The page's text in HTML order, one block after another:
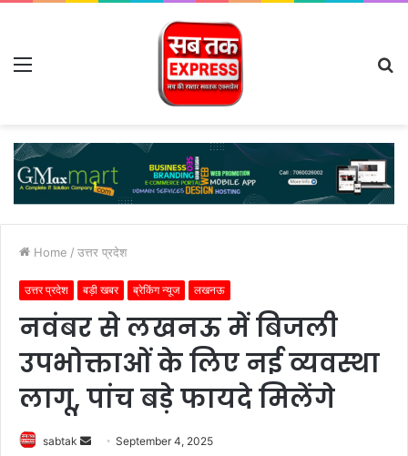
Menu
Home / उत्तर प्रदेश
उत्तर प्रदेश बड़ी खबर ब्रेकिंग न्यूज लखनऊ
नवंबर से लखनऊ में बिजली
उपभोक्ताओं के लिए नई व्यवस्था
लागू, पांच बड़े फायदे मिलेंगे
sabtak
Send September 4, 2025